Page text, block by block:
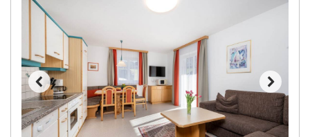
Val Thorens fra DKK 5.395
Cervinia fra DKK 5.295
Sölden fra DKK 8.445
Bad Hofgastein fra DKK 5.495
Passo Tonale fra DKK 3.795
Saalbach fra DKK 5.945
Champoluc fra DKK 3.795
Sestriere fra DKK 4.395
Fieberbrunn fra DKK 6.145